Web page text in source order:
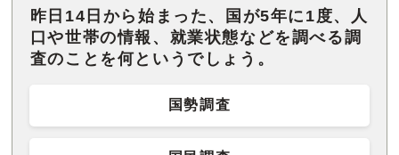
昨日14日から始まった、国が5年に1度、人
口や世帯の情報、就業状態などを調べる調
査のことを何というでしょう。
国勢調査